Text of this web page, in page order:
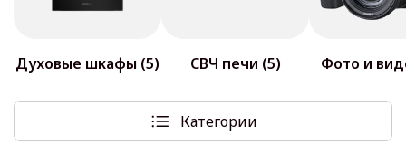
Духовые шкафы (5) СВЧ печи (5) Фото и
Категории